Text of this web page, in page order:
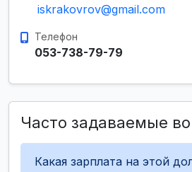
iskrakovrov@gmail.com
Телефон
053-738-79-79
Часто задаваемые
Какая зарплата на этой